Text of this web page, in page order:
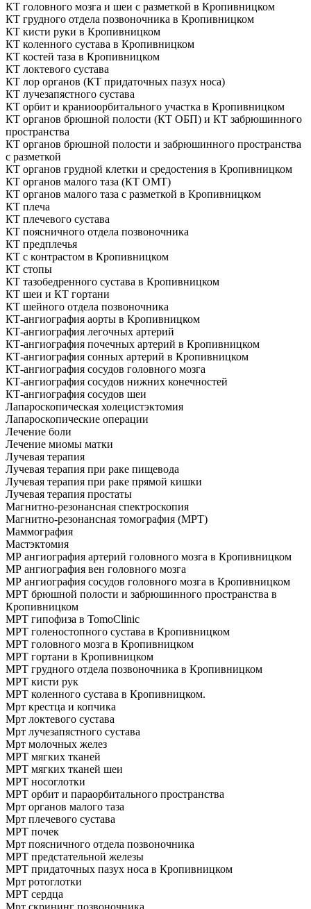
КТ головного мозга и шеи с разметкой в Кропивницком
КТ грудного отдела позвоночника в Кропивницком
КТ кисти руки в Кропивницком
КТ коленного сустава в Кропивницком
КТ костей таза в Кропивницком
КТ локтевого сустава
КТ лор органов (КТ придаточных пазух носа)
КТ лучезапястного сустава
КТ орбит и краниоорбитального участка в Кропивницком
КТ органов брюшной полости (КТ ОБП) и КТ забрюшинного
пространства
КТ органов брюшной полости и забрюшинного пространства
с разметкой
КТ органов грудной клетки и средостения в Кропивницком
КТ органов малого таза (КТ ОМТ)
КТ органов малого таза с разметкой в Кропивницком
КТ плеча
КТ плечевого сустава
КТ поясничного отдела позвоночника
КТ предплечья
КТ с контрастом в Кропивницком
КТ стопы
КТ тазобедренного сустава в Кропивницком
КТ шеи и КТ гортани
КТ шейного отдела позвоночника
КТ-ангиография аорты в Кропивницком
КТ-ангиография легочных артерий
КТ-ангиография почечных артерий в Кропивницком
КТ-ангиография сонных артерий в Кропивницком
КТ-ангиография сосудов головного мозга
КТ-ангиография сосудов нижних конечностей
КТ-ангиография сосудов шеи
Лапароскопическая холецистэктомия
Лапароскопические операции
Лечение боли
Лечение миомы матки
Лучевая терапия
Лучевая терапия при раке пищевода
Лучевая терапия при раке прямой кишки
Лучевая терапия простаты
Магнитно-резонансная спектроскопия
Магнитно-резонансная томография (МРТ)
Маммография
Мастэктомия
МР ангиография артерий головного мозга в Кропивницком
МР ангиография вен головного мозга
МР ангиография сосудов головного мозга в Кропивницком
МРТ брюшной полости и забрюшинного пространства в
Кропивницком
МРТ гипофиза в TomoClinic
МРТ голеностопного сустава в Кропивницком
МРТ головного мозга в Кропивницком
МРТ гортани в Кропивницком
МРТ грудного отдела позвоночника в Кропивницком
МРТ кисти рук
МРТ коленного сустава в Кропивницком.
Мрт крестца и копчика
Мрт локтевого сустава
Мрт лучезапястного сустава
Мрт молочных желез
МРТ мягких тканей
МРТ мягких тканей шеи
МРТ носоглотки
МРТ орбит и параорбитального пространства
Мрт органов малого таза
Мрт плечевого сустава
МРТ почек
Мрт поясничного отдела позвоночника
МРТ предстательной железы
МРТ придаточных пазух носа в Кропивницком
Мрт ротоглотки
МРТ сердца
Мрт скрининг позвоночника